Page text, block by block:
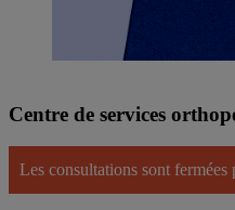
Centre de services
Les consultations sont fermées